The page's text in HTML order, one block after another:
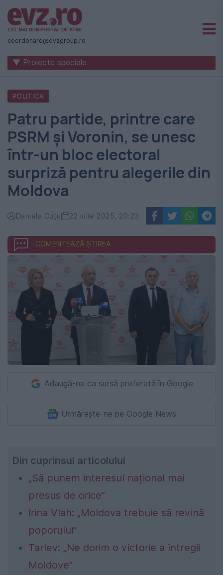
Știri
naționale
internaționale
România
-
Evenimentul
Zilei
coordonare@evzgroup.ro
▼ Proiecte speciale
POLITICA
Patru partide, printre care
PSRM și Voronin, se unesc
într-un bloc electoral
surpriză pentru alegerile din
Moldova
Daniela Cuțu 22 iulie 2025, 20:23
COMENTEAZĂ ȘTIREA
Adaugă-ne ca sursă preferată în Google
Urmărește-ne pe Google News
Din cuprinsul articolului
„Să punem interesul național mai
presus de orice”
Irina Vlah: „Moldova trebuie să revină
poporului”
Tarlev: „Ne dorim o victorie a întregii
Moldove”